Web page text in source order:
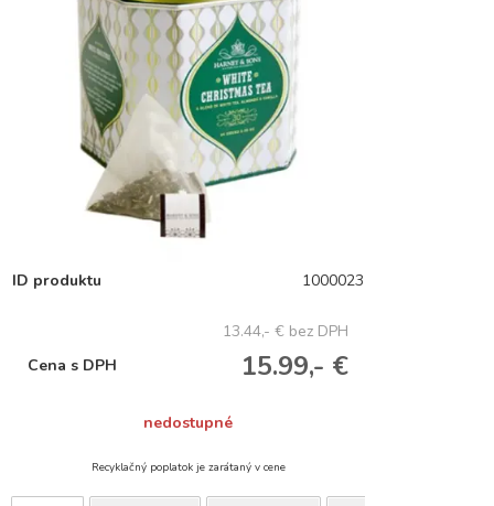
ID produktu 1000023
13.44,- € bez DPH
15.99,- €
Cena s DPH
nedostupné
Recyklačný poplatok je zarátaný v cene